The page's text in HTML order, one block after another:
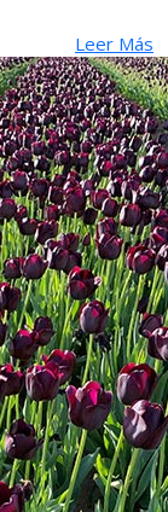
Leer Más